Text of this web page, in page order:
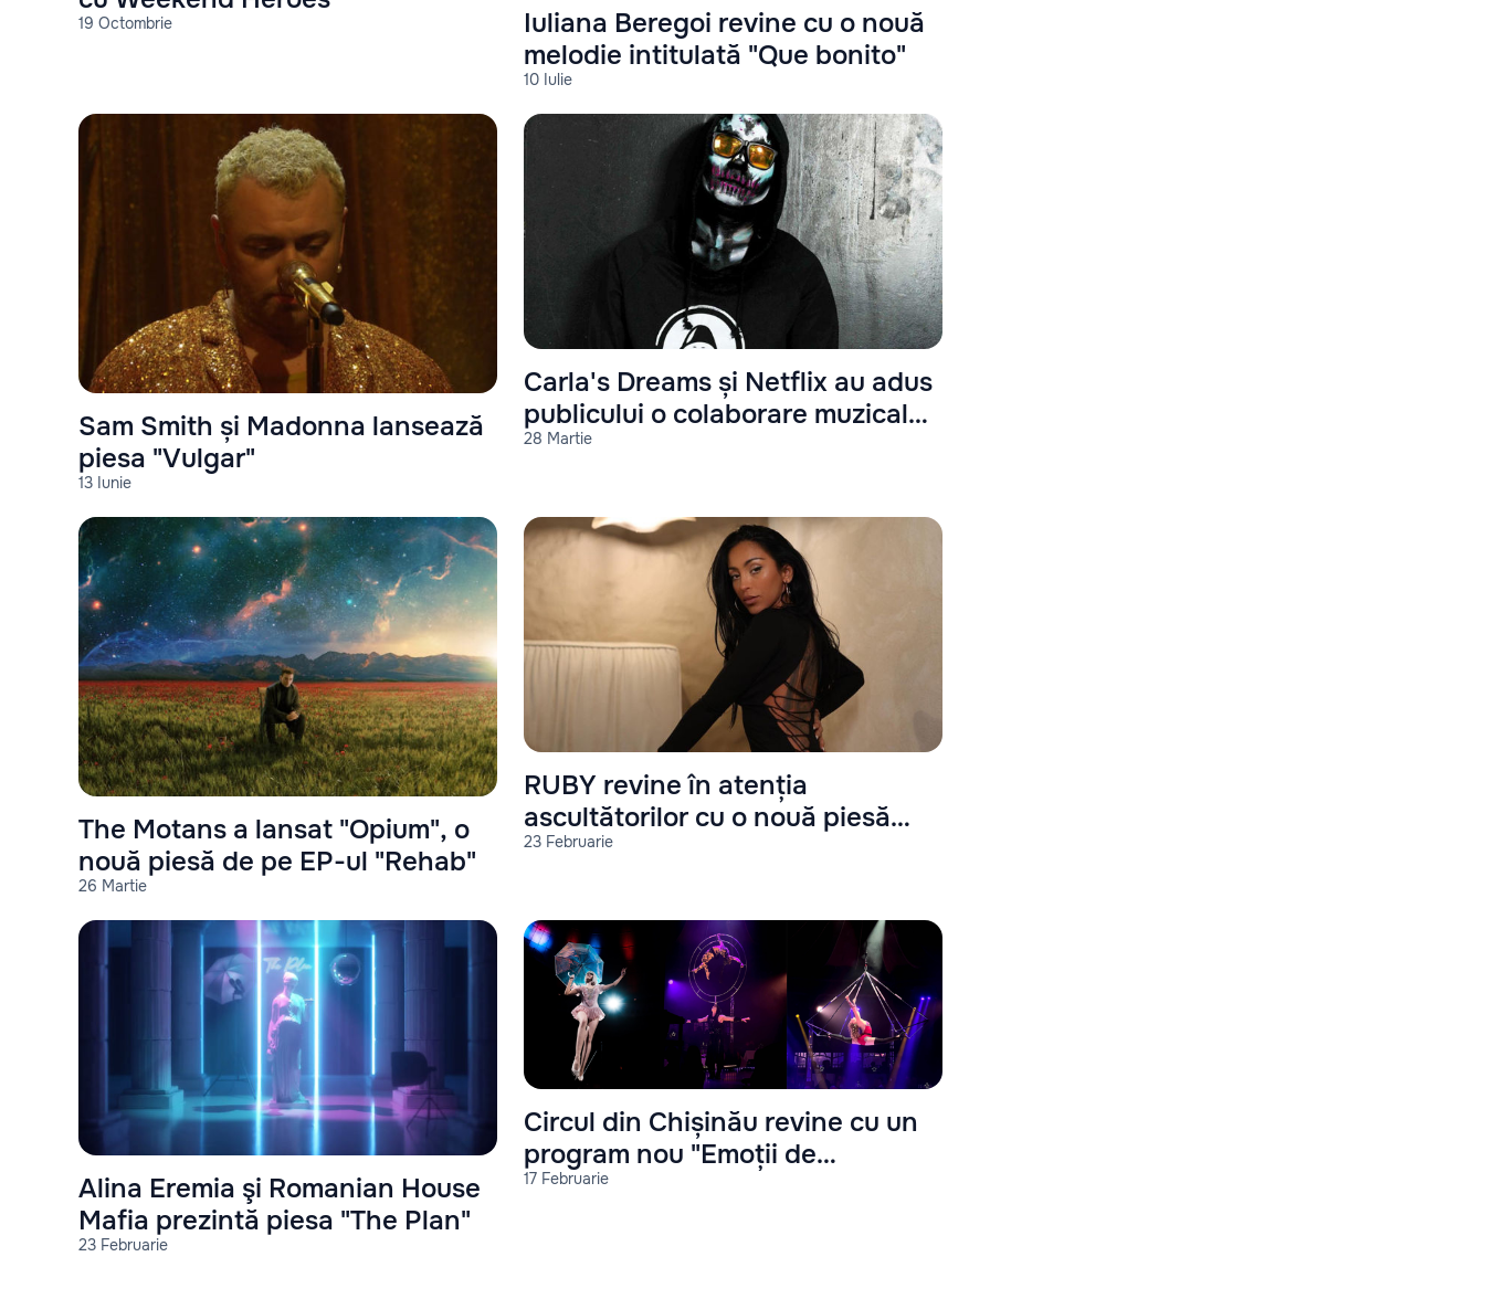
19 Octombrie
10 Iulie
Iuliana Beregoi revine cu o nouă
melodie intitulată "Que bonito"
13 Iunie
Sam Smith și Madonna lansează
piesa "Vulgar"
28 Martie
Carla's Dreams și Netflix au adus
publicului o colaborare muzicală
unică
26 Martie
The Motans a lansat "Opium", o
nouă piesă de pe EP-ul "Rehab"
23 Februarie
RUBY revine în atenția
ascultătorilor cu o nouă piesă
"Paris"
23 Februarie
Alina Eremia şi Romanian House
Mafia prezintă piesa "The Plan"
17 Februarie
Circul din Chișinău revine cu un
program nou "Emoții de
Primăvară"